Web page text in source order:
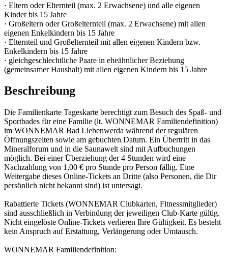
· Eltern oder Elternteil (max. 2 Erwachsene) und alle eigenen
Kinder bis 15 Jahre
· Großeltern oder Großelternteil (max. 2 Erwachsene) mit allen
eigenen Enkelkindern bis 15 Jahre
· Elternteil und Großelternteil mit allen eigenen Kindern bzw.
Enkelkindern bis 15 Jahre
· gleichgeschlechtliche Paare in eheähnlicher Beziehung
(gemeinsamer Haushalt) mit allen eigenen Kindern bis 15 Jahre
Beschreibung
Die Familienkarte Tageskarte berechtigt zum Besuch des Spaß- und
Sportbades für eine Familie (lt. WONNEMAR Familiendefinition)
im WONNEMAR Bad Liebenwerda während der regulären
Öffnungszeiten sowie am gebuchten Datum. Ein Übertritt in das
Mineralforum und in die Saunawelt sind mit Aufbuchungen
möglich. Bei einer Überziehung der 4 Stunden wird eine
Nachzahlung von 1,00 € pro Stunde pro Person fällig. Eine
Weitergabe dieses Online-Tickets an Dritte (also Personen, die Dir
persönlich nicht bekannt sind) ist untersagt.
Rabattierte Tickets (WONNEMAR Clubkarten, Fitnessmitglieder)
sind ausschließlich in Verbindung der jeweiligen Club-Karte gültig.
Nicht eingelöste Online-Tickets verlieren Ihre Gültigkeit. Es besteht
kein Anspruch auf Erstattung, Verlängerung oder Umtausch.
WONNEMAR Familiendefinition: